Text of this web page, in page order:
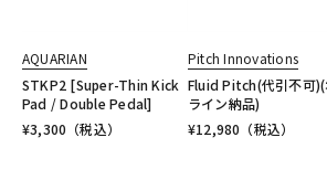
AQUARIAN
STKP2 [Super-Thin Kick
Pad / Double Pedal]
¥3,300 （税込）
Pitch Innovations
Fluid Pitch(代引不可)(
ライン納品)
¥12,980 （税込）